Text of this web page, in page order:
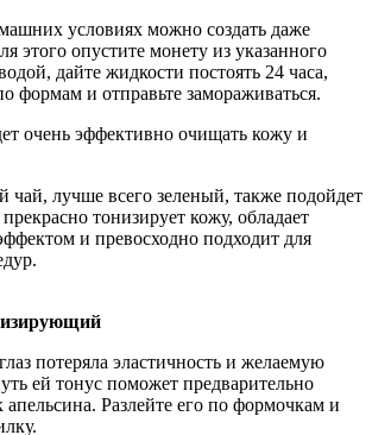
условиях можно создать даже
этого опустите монету из указанного
дайте жидкости постоять 24 часа,
формам и отправьте замораживаться.
очень эффективно очищать кожу и
чай, лучше всего зеленый, также подойдет
тонизирует кожу, обладает
и превосходно подходит для
потеряла эластичность и желаемую
ей тонус поможет предварительно
Разлейте его по формочкам и